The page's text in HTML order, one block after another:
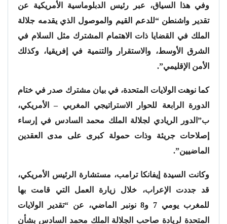
وفي هذا السياق، عبر رئيس الدبلوماسية الأمريكية عن
تقدير واشنطن “للدعم القيم والموصول الذي يقدمه جلالة
الملك في القضايا ذات الاهتمام المشترك مثل السلام في
الشرق الأوسط، والاستقرار والتنمية في إفريقيا، وكذلك
الأمن الإقليمي”.
كما نوهت الولايات المتحدة، في بيان مشترك صدر في ختام
الدورة الرابعة للحوار الاستراتيجي المغربي – الأمريكي،
ب”الدور الريادي لجلالة الملك محمد السادس في إرساء
إصلاحات جريئة وذات حمولة كبرى على مدى العقدين
الماضيين”.
وكانت السيدة إيفانكا ترامب، مستشارة الرئيس الأمريكي،
قد جددت الإعراب، خلال زيارة العمل التي قامت بها
للمغرب يومي 7 و8 نونبر الماضي، عن “تقدير الولايات
المتحدة لريادة صاحب الجلالة الملك محمد السادس بشأن